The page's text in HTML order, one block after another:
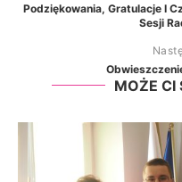
Podziękowania, Gratulacje I
Sesji
MOŻE CI